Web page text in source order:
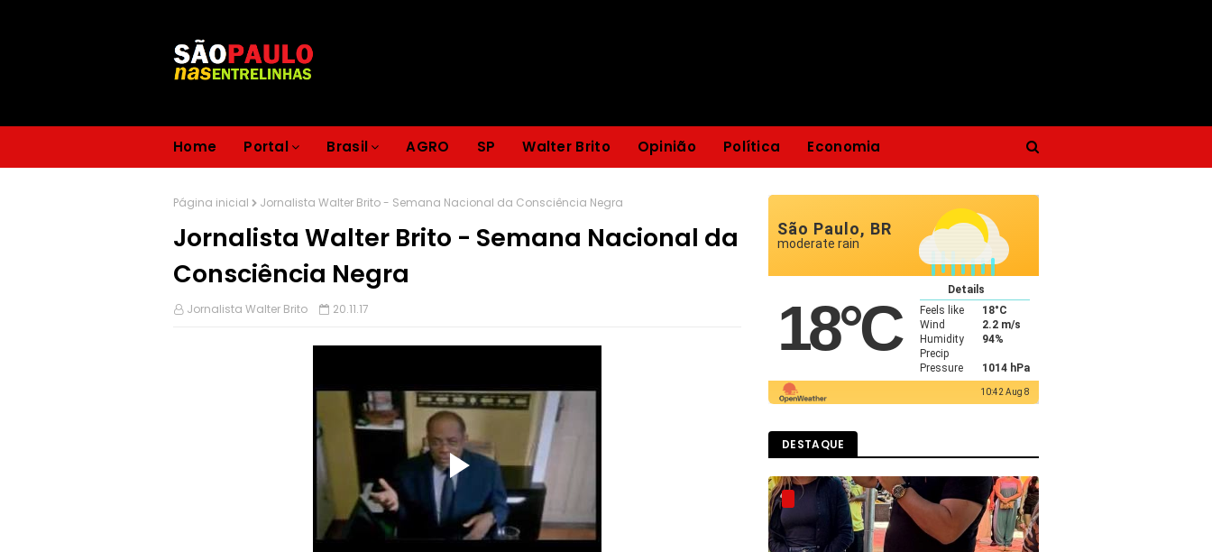
Home Portal Brasil AGRO SP Walter Brito Opinião Política Economia
Página inicial Jornalista Walter Brito - Semana Nacional da Consciência Negra
Jornalista Walter Brito - Semana Nacional da
Consciência Negra
Jornalista Walter Brito 20.11.17
São Paulo, BR
moderate rain
18°C
Details
Feels like
18°C
Wind
2.2 m/s
Humidity
94%
Precip
Pressure
1014 hPa
10:42 Aug 8
DESTAQUE